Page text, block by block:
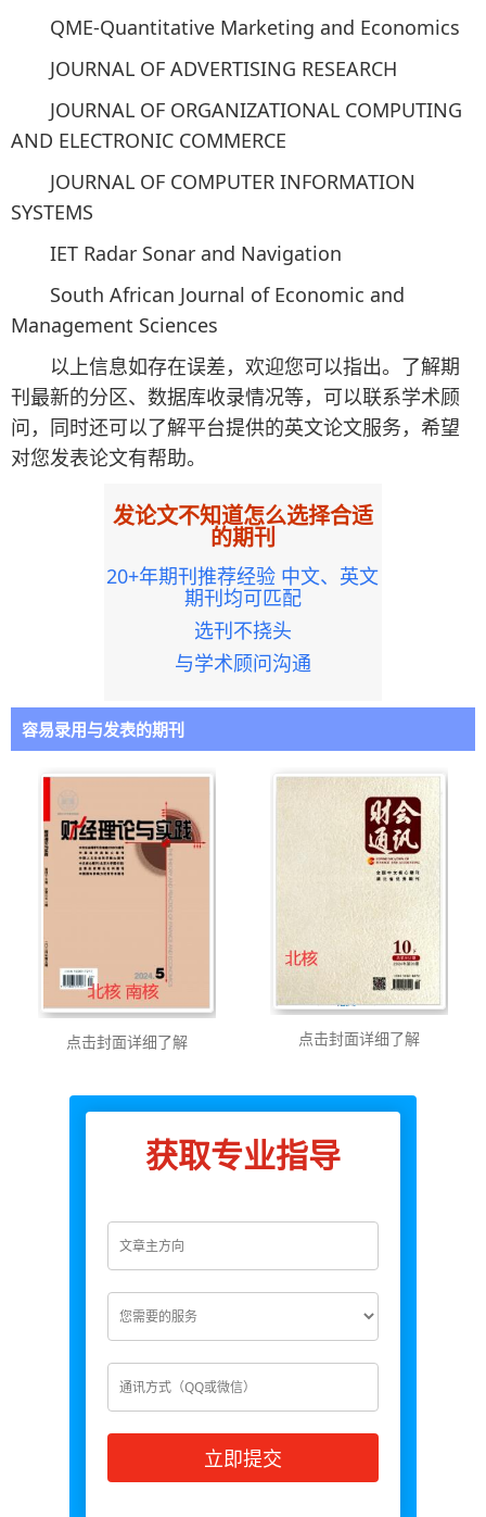
QME-Quantitative Marketing and Economics
JOURNAL OF ADVERTISING RESEARCH
JOURNAL OF ORGANIZATIONAL COMPUTING
AND ELECTRONIC COMMERCE
JOURNAL OF COMPUTER INFORMATION
SYSTEMS
IET Radar Sonar and Navigation
South African Journal of Economic and
Management Sciences
以上信息如存在误差，欢迎您可以指出。了解期
刊最新的分区、数据库收录情况等，可以联系学术顾
问，同时还可以了解平台提供的英文论文服务，希望
对您发表论文有帮助。
发论文不知道怎么选择合适
的期刊
20+年期刊推荐经验 中文、英文
期刊均可匹配
选刊不挠头
与学术顾问沟通
容易录用与发表的期刊
点击封面详细了解 点击封面详细了解
获取专业指导
立即提交